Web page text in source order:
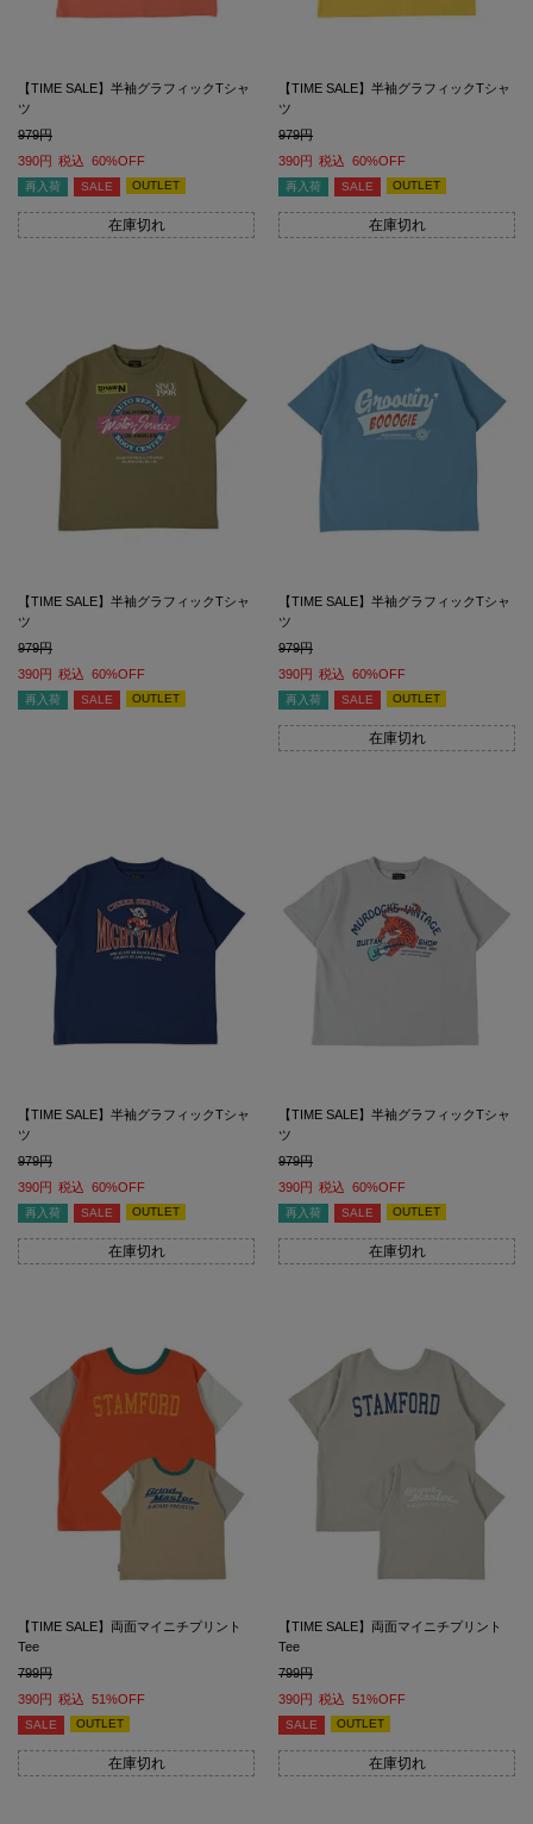
【TIME SALE】半袖グラフィックTシャ
ツ
979
390
税込 60%OFF
再入荷 SALE OUTLET
在庫切れ
【TIME SALE】半袖グラフィックTシャ
ツ
979
390
税込 60%OFF
再入荷 SALE OUTLET
在庫切れ
【TIME SALE】半袖グラフィックTシャ
ツ
979
390
税込 60%OFF
再入荷 SALE OUTLET
【TIME SALE】半袖グラフィックTシャ
ツ
979
390
税込 60%OFF
再入荷 SALE OUTLET
在庫切れ
【TIME SALE】半袖グラフィックTシャ
ツ
979
390
税込 60%OFF
再入荷 SALE OUTLET
在庫切れ
【TIME SALE】半袖グラフィックTシャ
ツ
979
390
税込 60%OFF
再入荷 SALE OUTLET
在庫切れ
【TIME SALE】両面マイニチプリント
Tee
799
390
税込 51%OFF
SALE OUTLET
在庫切れ
【TIME SALE】両面マイニチプリント
Tee
799
390
税込 51%OFF
SALE OUTLET
在庫切れ